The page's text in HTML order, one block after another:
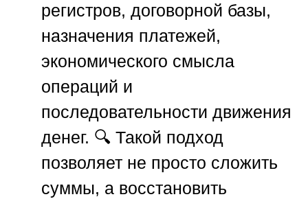
регистров, договорной базы,
назначения платежей,
экономического смысла
операций и
последовательности движения
денег. 🔍 Такой подход
позволяет не просто сложить
суммы, а восстановить